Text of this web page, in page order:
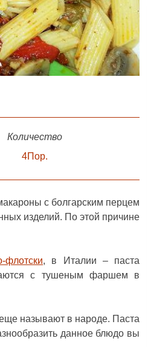
Количество
4Пор.
с болгарским перцем
изделий. По этой причине
флотски, в Италии – паста
с тушеным фаршем в
называют в народе. Паста
данное блюдо вы